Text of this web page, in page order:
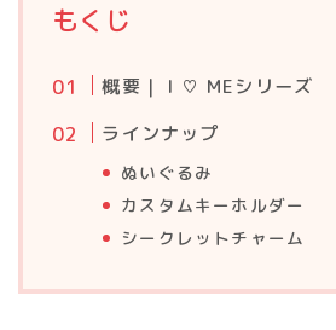
もくじ
概要｜ I ♡ MEシリーズ
ラインナップ
ぬいぐるみ
カスタムキーホルダー
シークレットチャーム